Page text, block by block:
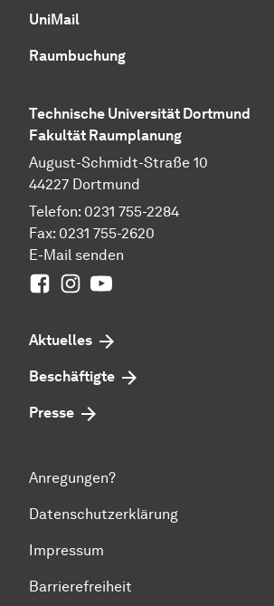
UniMail
Raumbuchung
Technische Universität Dortmund
Fakultät Raumplanung
August-Schmidt-Straße 10
44227 Dortmund
Telefon: 0231 755-2284
Fax: 0231 755-2620
E-Mail senden
FacebookInstagram
Youtube
Aktuelles
Beschäftigte
Presse
Anregungen?
Datenschutzerklärung
Impressum
Barrierefreiheit